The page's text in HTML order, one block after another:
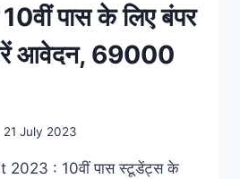
पास के लिए बंपर
आवेदन, 69000
21 July 2023
2023 : 10वीं पास स्टूडेंट्स के